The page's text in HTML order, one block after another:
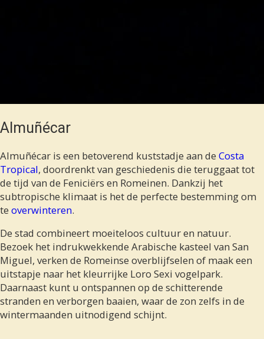
Almuñécar
Almuñécar is een betoverend kuststadje aan de Costa
Tropical, doordrenkt van geschiedenis die teruggaat tot
de tijd van de Feniciërs en Romeinen. Dankzij het
subtropische klimaat is het de perfecte bestemming om
te overwinteren.
De stad combineert moeiteloos cultuur en natuur.
Bezoek het indrukwekkende Arabische kasteel van San
Miguel, verken de Romeinse overblijfselen of maak een
uitstapje naar het kleurrijke Loro Sexi vogelpark.
Daarnaast kunt u ontspannen op de schitterende
stranden en verborgen baaien, waar de zon zelfs in de
wintermaanden uitnodigend schijnt.